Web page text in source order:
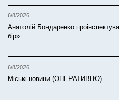
6/8/2026
Анатолій Бондаренко
бір»
6/8/2026
Міські новини (ОПЕРАТИВНО)